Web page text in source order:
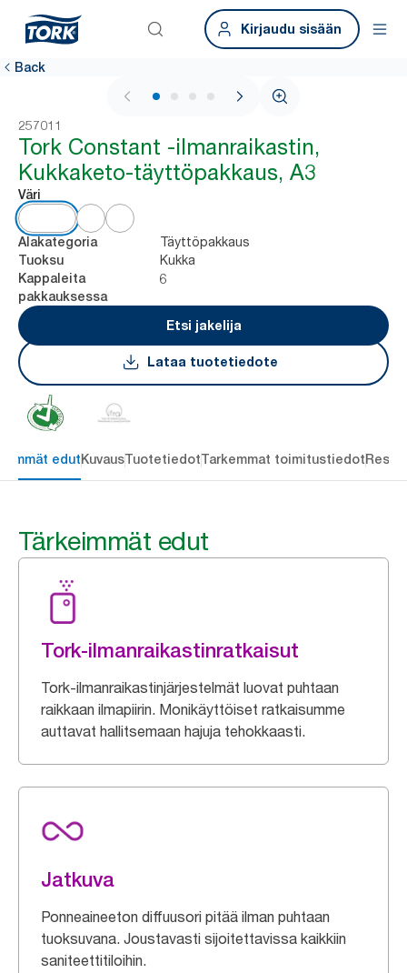
Kirjaudu sisään
Back
1 / 4
257011
Tork Constant -ilmanraikastin,
Kukkaketo-täyttöpakkaus, A3
Väri
Alakategoria Täyttöpakkaus
Tuoksu Kukka
Kappaleita
pakkauksessa
6
Etsi jakelija
Lataa tuotetiedote
edutKuvausTuotetiedotTarkemmat toimitustiedot
Tärkeimmät edut
Tork-ilmanraikastinratkaisut
Tork-ilmanraikastinjärjestelmät luovat puhtaan
raikkaan ilmapiirin. Monikäyttöiset ratkaisumme
auttavat hallitsemaan hajuja tehokkaasti.
Jatkuva
Ponneaineeton diffuusori pitää ilman puhtaan
tuoksuvana. Joustavasti sijoitettavissa kaikkiin
saniteettitiloihin.